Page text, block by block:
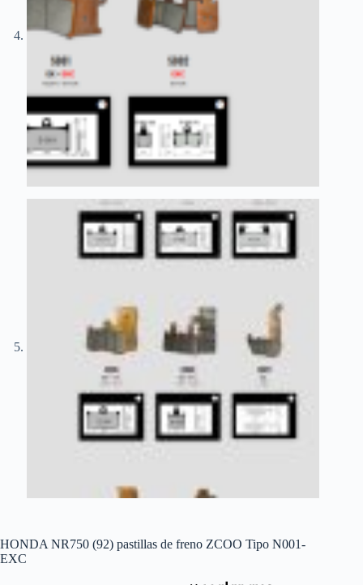
HONDA NR750 (92) pastillas de freno ZCOO Tipo N001-
EXC